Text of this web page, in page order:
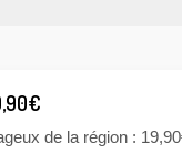
de la région :